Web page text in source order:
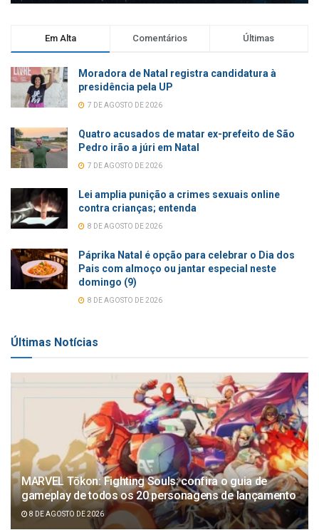
Em Alta Comentários Últimas
Moradora de Natal registra candidatura à
presidência pela UP
7 DE AGOSTO DE 2026
Quatro acusados de matar ex-prefeito de São
Pedro irão a júri em Natal
7 DE AGOSTO DE 2026
Lei amplia punição a crimes sexuais online
contra crianças; entenda
8 DE AGOSTO DE 2026
Páprika Natal é opção para celebrar o Dia dos
Pais com almoço ou jantar especial neste
domingo (9)
8 DE AGOSTO DE 2026
Últimas Notícias
MARVEL Tōkon: Fighting Souls: confira o guia de
gameplay de todos os 20 personagens de lançamento
8 DE AGOSTO DE 2026